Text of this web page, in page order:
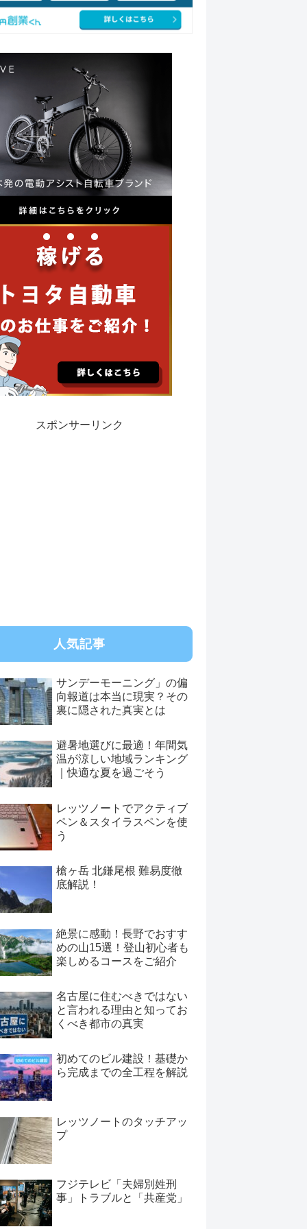
スポンサーリンク
人気記事
サンデーモーニング」の偏
向報道は本当に現実？その
裏に隠された真実とは
避暑地選びに最適！年間気
温が涼しい地域ランキング
｜快適な夏を過ごそう
レッツノートでアクティブ
ペン＆スタイラスペンを使
う
槍ヶ岳 北鎌尾根 難易度徹
底解説！
絶景に感動！長野でおすす
めの山15選！登山初心者も
楽しめるコースをご紹介
名古屋に住むべきではない
と言われる理由と知ってお
くべき都市の真実
初めてのビル建設！基礎か
ら完成までの全工程を解説
レッツノートのタッチアッ
プ
フジテレビ「夫婦別姓刑
事」トラブルと「共産党」